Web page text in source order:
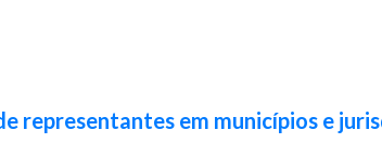
representantes em municípios e